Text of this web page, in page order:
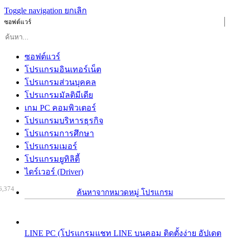
Toggle navigation ยกเลิก
ซอฟต์แวร์
ซอฟต์แวร์
โปรแกรมอินเทอร์เน็ต
โปรแกรมส่วนบุคคล
โปรแกรมมัลติมีเดีย
เกม PC คอมพิวเตอร์
โปรแกรมบริหารธุรกิจ
โปรแกรมการศึกษา
โปรแกรมเมอร์
โปรแกรมยูทิลิตี้
ไดร์เวอร์ (Driver)
ค้นหาจากหมวดหมู่ โปรแกรม
LINE PC (โปรแกรมแชท LINE บนคอม ติดตั้งง่าย อัปเดต